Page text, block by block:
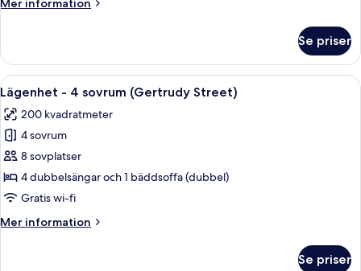
sovrum
Mer information
Standard
1
sovrum
(Grodzka
Street)
Se priser
Öppna
alla
foton
för
Lägenhet
-
4
(Gertrudy
Ett modernt vardagsrum med en
10
Lägenhet - 4 sovrum (Gertrudy Street)
200 kvadratmeter
4 sovrum
8 sovplatser
4 dubbelsängar och 1 bäddsoffa (dubbel)
Gratis wi-fi
Mer information
Mer
Se priser